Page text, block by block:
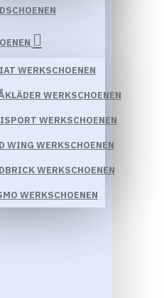
WERKSCHOENEN
WERKSCHOENEN
WERKSCHOENEN
WING WERKSCHOENEN
WERKSCHOENEN
WERKSCHOENEN